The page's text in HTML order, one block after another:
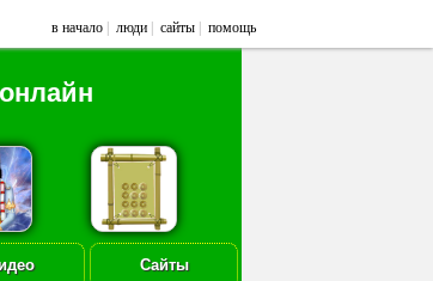
в начало люди сайты помощь
Сайты